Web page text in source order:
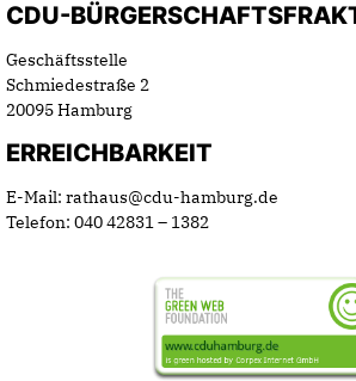
CDU-
Geschäftsstelle
Schmiedestraße 2
20095 Hamburg
ERREICHBARKEIT
E-Mail: rathaus@cdu-hamburg.de
Telefon: 040 42831 – 1382